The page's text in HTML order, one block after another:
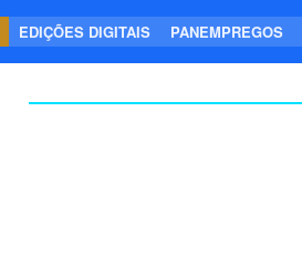
EDIÇÕES DIGITAIS PANEMPREGOS